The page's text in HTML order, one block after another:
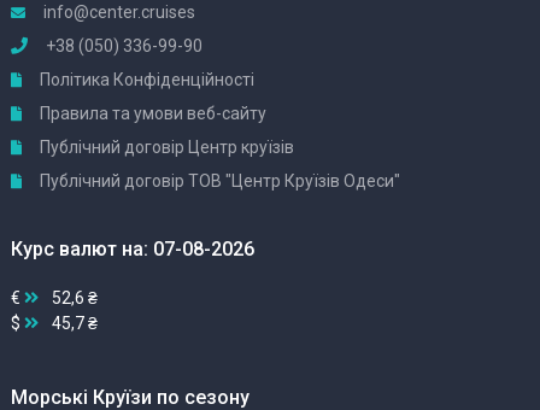
info@center.cruises
+38 (050) 336-99-90
Політика Конфіденційності
Правила та умови веб-сайту
Публічний договір Центр круїзів
Публічний договір ТОВ "Центр Круїзів Одеси"
Курс валют на: 07-08-2026
€
52,6 ₴
$
45,7 ₴
Морські Круїзи по сезону